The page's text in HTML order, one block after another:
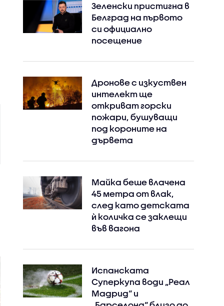
Зеленски пристигна в
Белград на първото
си официално
посещение
Дронове с изкуствен
интелект ще
откриват горски
пожари, бушуващи
под короните на
дървета
Майка беше влачена
45 метра от влак,
след като детската
ѝ количка се заклещи
във вагона
Испанската
Суперкупа води „Реал
Мадрид“ и